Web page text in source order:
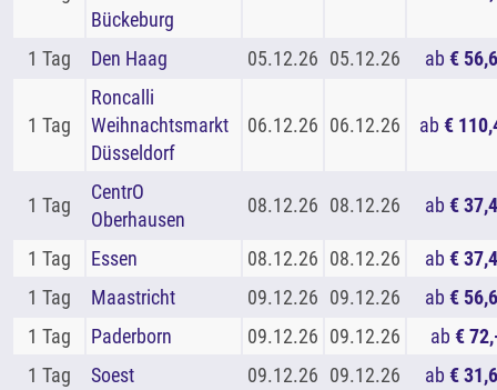
Bückeburg
1 Tag Den Haag 05.12.26 05.12.26 ab €
1 Tag
Roncalli
Weihnachtsmarkt
Düsseldorf
06.12.26 06.12.26 ab €
1 Tag
CentrO
Oberhausen
08.12.26 08.12.26 ab €
1 Tag Essen 08.12.26 08.12.26 ab €
1 Tag
Maastricht 09.12.26 09.12.26 ab €
1 Tag
Paderborn 09.12.26 09.12.26 ab €
1 Tag
Soest 09.12.26 09.12.26 ab €